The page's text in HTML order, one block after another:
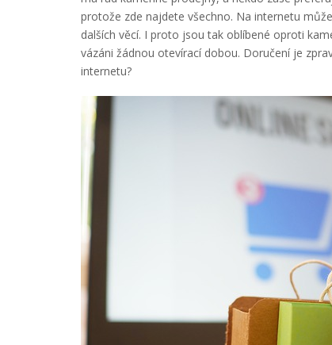
protože zde najdete všechno. Na internetu
dalších věcí. I proto jsou tak oblíbené oproti
vázáni žádnou otevírací dobou. Doručení je
internetu?